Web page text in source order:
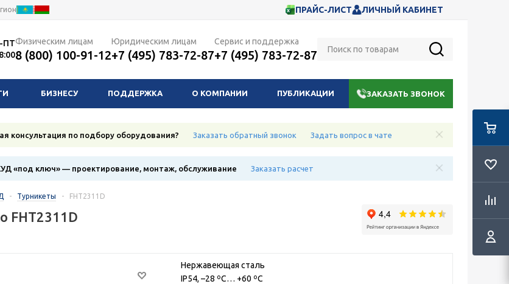
ПРАЙС-ЛИСТ ЛИЧНЫЙ КАБИНЕТ
ПТФизическим лицам
8 (800) 100-91-12
Юридическим лицам
+7 (495) 783-72-87
Сервис и поддержка
+7 (495) 783-72-87
БИЗНЕСУ ПОДДЕРЖКА О КОМПАНИИ ПУБЛИКАЦИИ ЗАКАЗАТЬ ЗВОНОК
консультация по подбору оборудования? Заказать обратный звонок Задать вопрос в чате
«под ключ» — проектирование, монтаж, обслуживание Заказать расчет
- Турникеты - FHT2311D
FHT2311D
Нержавеющая сталь
IP54, –28 ºС… +60 ºС